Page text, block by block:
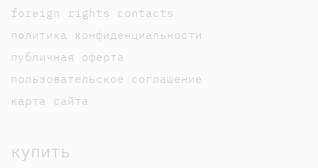
foreign rights contacts
политика конфиденциальности
публичная оферта
пользовательское соглашение
карта сайта
купить